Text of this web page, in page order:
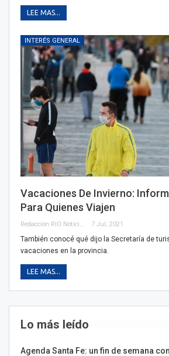
LEE MAS...
INTERÉS GENERAL
Vacaciones De Invierno:
Para Quienes Viajen
Redacción RIO Noticias 7 Jul, 2021
También conocé qué dijo la Secretaría de
vacaciones en la provincia.
LEE MAS...
Lo más leído
Agenda Santa Fe: un fin de semana con